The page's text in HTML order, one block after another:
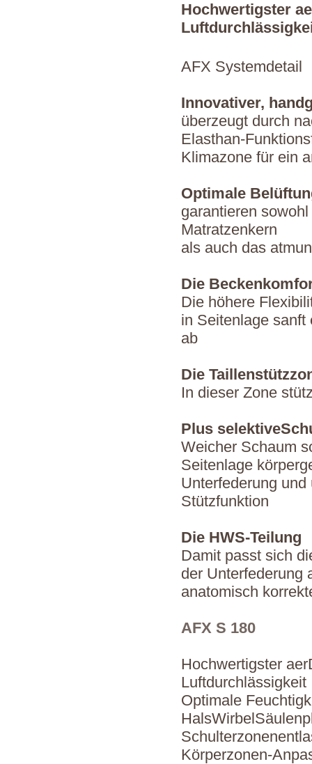
Hochwertigster
AFX Systemdetail
Innovativer,
überzeugt durch
Elasthan-
Klimazone für ein
Optimale
garantieren
Matratzenkern
als auch das
Die
Die höhere
in Seitenlage sanft
ab
Die
In dieser Zone
Plus
Weicher Schaum
Seitenlage
Unterfederung
Stützfunktion
Die HWS-Teilung
Damit passt sich
der Unterfederung
anatomisch
AFX S 180
Hochwertigster
Luftdurchlässigkeit
Optimale
Körperzonen-